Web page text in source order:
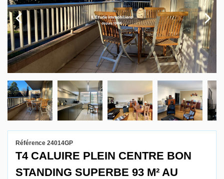
Locations
Estimation
Gestion locative
Référence 24014GP
T4 CALUIRE PLEIN CENTRE BON
STANDING SUPERBE 93 M² AU